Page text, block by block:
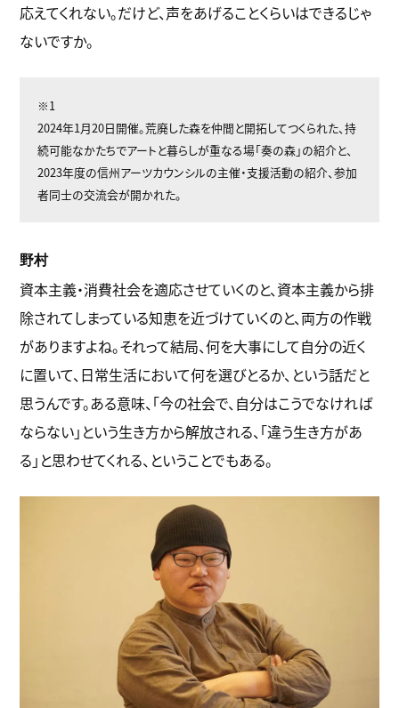
応えてくれない。だけど、声をあげることくらいはできるじゃ
ないですか。
※1
2024年1月20日開催。荒廃した森を仲間と開拓してつくられた、持
続可能なかたちでアートと暮らしが重なる場「奏の森」の紹介と、
2023年度の信州アーツカウンシルの主催・支援活動の紹介、参加
者同士の交流会が開かれた。
野村
資本主義・消費社会を適応させていくのと、資本主義から排
除されてしまっている知恵を近づけていくのと、両方の作戦
がありますよね。それって結局、何を大事にして自分の近く
に置いて、日常生活において何を選びとるか、という話だと
思うんです。ある意味、「今の社会で、自分はこうでなければ
ならない」という生き方から解放される、「違う生き方があ
る」と思わせてくれる、ということでもある。